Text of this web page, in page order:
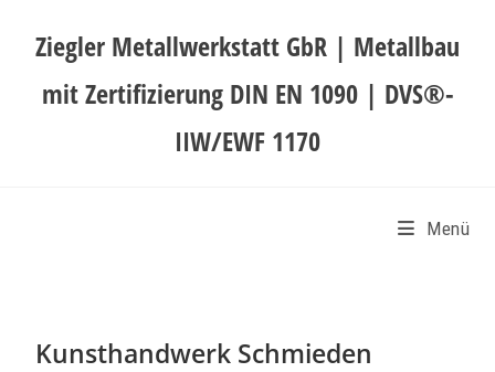
Ziegler Metallwerkstatt GbR | Metallbau
mit Zertifizierung DIN EN 1090 | DVS®-
IIW/EWF 1170
Menü
Kunsthandwerk Schmieden